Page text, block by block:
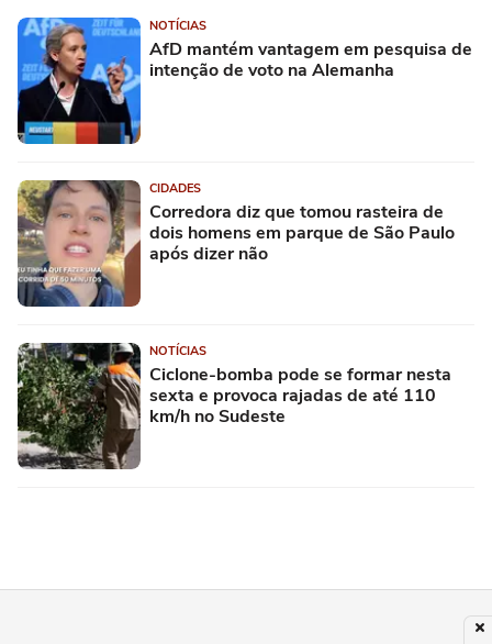
NOTÍCIAS
AfD mantém vantagem em pesquisa de
intenção de voto na Alemanha
CIDADES
Corredora diz que tomou rasteira de
dois homens em parque de São Paulo
após dizer não
NOTÍCIAS
Ciclone-bomba pode se formar nesta
sexta e provoca rajadas de até 110
km/h no Sudeste